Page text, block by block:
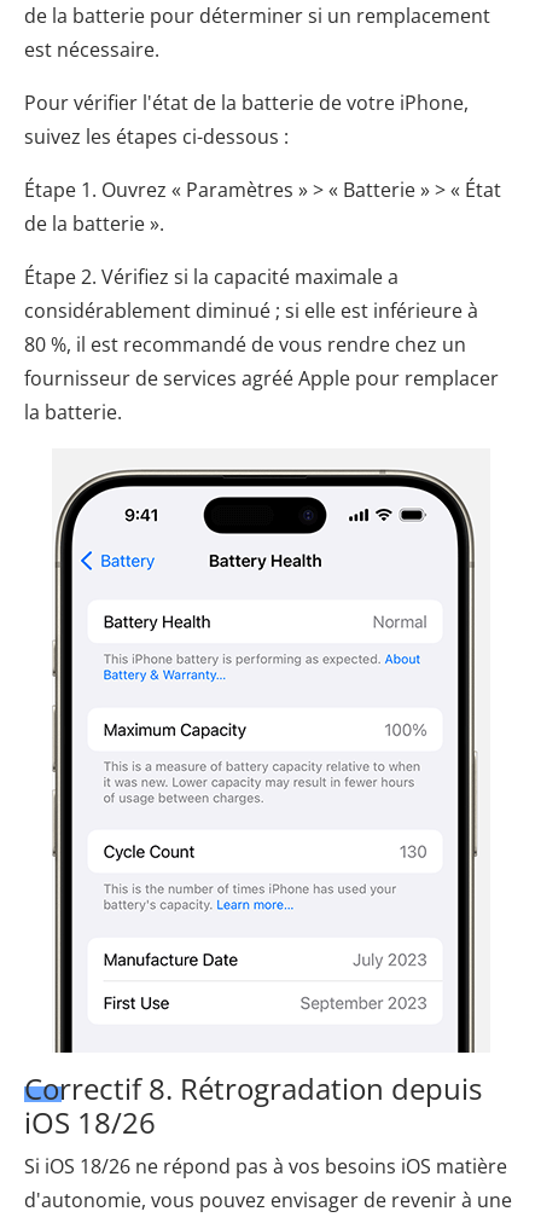
de la batterie pour déterminer si un remplacement
est nécessaire.
Pour vérifier l'état de la batterie de votre iPhone,
suivez les étapes ci-dessous :
Étape 1. Ouvrez « Paramètres » > « Batterie » > « État
de la batterie ».
Étape 2. Vérifiez si la capacité maximale a
considérablement diminué ; si elle est inférieure à
80 %, il est recommandé de vous rendre chez un
fournisseur de services agréé Apple pour remplacer
la batterie.
Correctif 8. Rétrogradation depuis
iOS 18/26
Si iOS 18/26 ne répond pas à vos besoins iOS matière
d'autonomie, vous pouvez envisager de revenir à une